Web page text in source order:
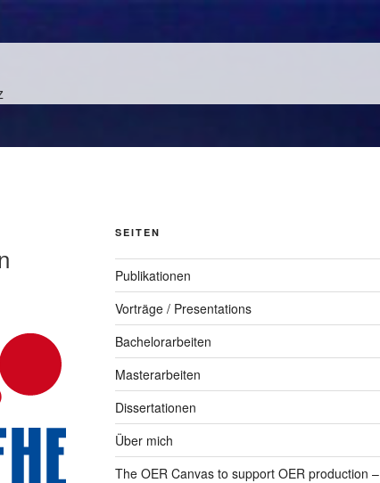
SEITEN
Publikationen
Vorträge / Presentations
Bachelorarbeiten
Masterarbeiten
Dissertationen
Über mich
The OER Canvas to support OER production –